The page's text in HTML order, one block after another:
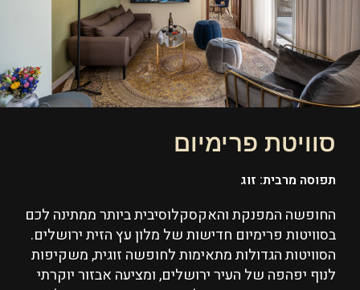
סוויטת פרימיום
תפוסה מרבית: זוג
החופשה המפנקת והאקסקלוסיבית ביותר ממתינה לכם
בסוויטות פרימיום חדישות של מלון עץ הזית ירושלים.
הסוויטות הגדולות מתאימות לחופשה זוגית, משקיפות
לנוף יפהפה של העיר ירושלים, ומציעה אבזור יוקרתי